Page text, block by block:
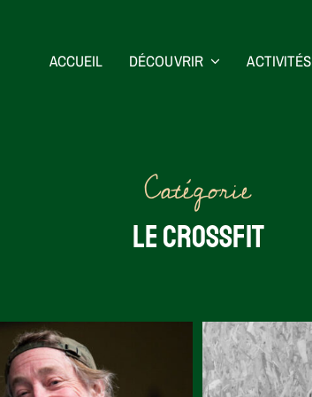
ACCUEIL DÉCOUVRIR ACTIVITÉS
Catégorie
LE CROSSFIT